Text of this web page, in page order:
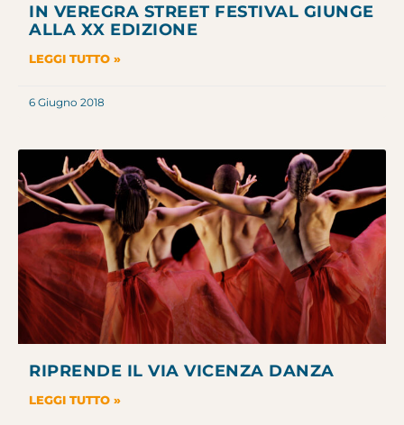
IN VEREGRA STREET FESTIVAL GIUNGE
ALLA XX EDIZIONE
LEGGI TUTTO »
6 Giugno 2018
RIPRENDE IL VIA VICENZA DANZA
LEGGI TUTTO »